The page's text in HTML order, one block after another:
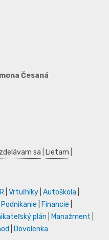
Česaná
sa Lietam
Vrtuľníky Autoškola
Podnikanie Financie
plán Manažment
Dovolenka